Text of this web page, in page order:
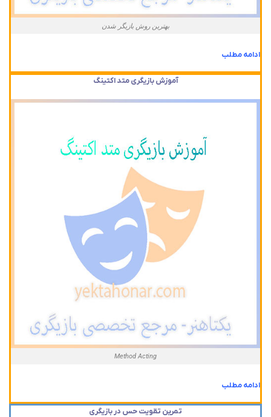
بهترین روش بازیگر شدن
ادامه مطلب
آموزش بازیگری متد اکتینگ
Method Acting
ادامه مطلب
تمرین تقویت حس در بازیگری